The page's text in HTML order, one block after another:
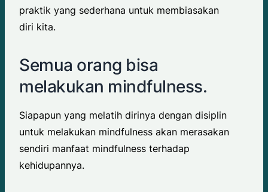
praktik yang sederhana untuk membiasakan
diri kita.
Semua orang bisa
melakukan mindfulness.
Siapapun yang melatih dirinya dengan disiplin
untuk melakukan mindfulness akan merasakan
sendiri manfaat mindfulness terhadap
kehidupannya.